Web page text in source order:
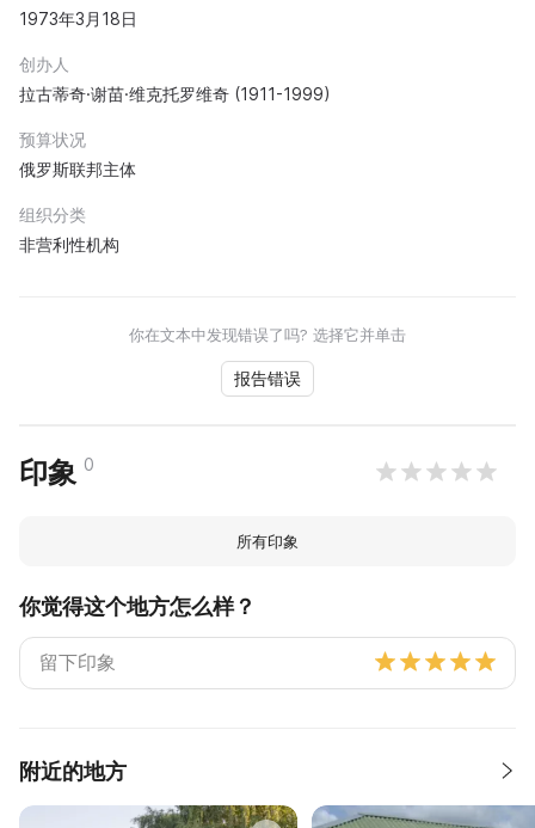
1973年3月18日
创办人
拉古蒂奇·谢苗·维克托罗维奇 (1911-1999)
预算状况
俄罗斯联邦主体
组织分类
非营利性机构
你在文本中发现错误了吗? 选择它并单击
报告错误
印象 0
所有印象
你觉得这个地方怎么样？
附近的地方